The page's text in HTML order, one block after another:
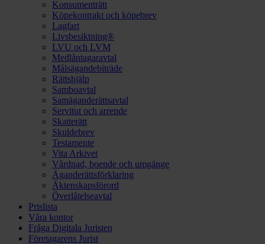
Konsumenträtt
Köpekontrakt och köpebrev
Lagfart
Livsbesiktning®
LVU och LVM
Medlåntagaravtal
Målsägandebiträde
Rättshjälp
Samboavtal
Samäganderättsavtal
Servitut och arrende
Skatterätt
Skuldebrev
Testamente
Vita Arkivet
Vårdnad, boende och umgänge
Äganderättsförklaring
Äktenskapsförord
Överlåtelseavtal
Prislista
Våra kontor
Fråga Digitala Juristen
Företagarens Jurist